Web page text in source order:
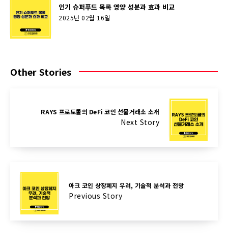
인기 슈퍼푸드 목록 영양 성분과 효과 비교
2025년 02월 16일
Other Stories
RAYS 프로토콜의 DeFi 코인 선물거래소 소개
Next Story
아크 코인 상장폐지 우려, 기술적 분석과 전망
Previous Story